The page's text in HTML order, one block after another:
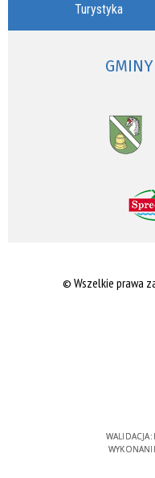
Turystyka
© Wszelkie prawa
WALIDACJA: